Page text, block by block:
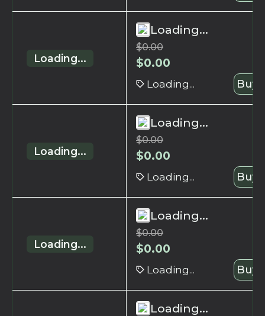
Loading...
Loading...
$0.00
$0.00
Loading... Buy
Loading...
Loading...
$0.00
$0.00
Loading... Buy
Loading...
Loading...
$0.00
$0.00
Loading... Buy
Loading...